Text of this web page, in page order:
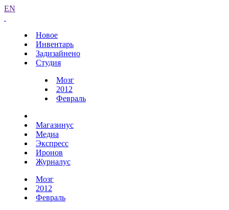
EN
Новое
Инвентарь
Задизайнено
Студия
Мозг
2012
Февраль
Магазинус
Медиа
Экспресс
Иронов
Журналус
Мозг
2012
Февраль